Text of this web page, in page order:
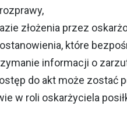
złożenia przez
które
informacji o
do akt może
w roli oskarżyciela